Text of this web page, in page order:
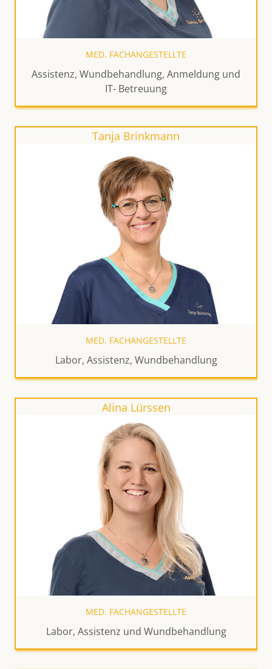
MED. FACHANGESTELLTE
Assistenz, Wundbehandlung, Anmeldung und
IT- Betreuung
Tanja Brinkmann
MED. FACHANGESTELLTE
Labor, Assistenz, Wundbehandlung
Alina Lürssen
MED. FACHANGESTELLTE
Labor, Assistenz und Wundbehandlung